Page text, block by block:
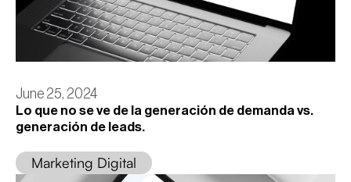
June 25, 2024
Lo que no se ve de la generación de demanda vs.
generación de leads.
Marketing Digital